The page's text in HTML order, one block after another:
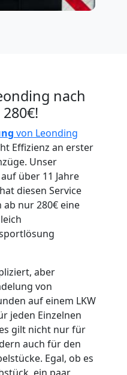
nach
von Leonding
Effizienz an erster
Unser
über 11 Jahre
diesen Service
nur 280€ eine
aber
von
auf einem LKW
jeden Einzelnen
gilt nicht nur für
auch für den
Egal, ob es
ein paar